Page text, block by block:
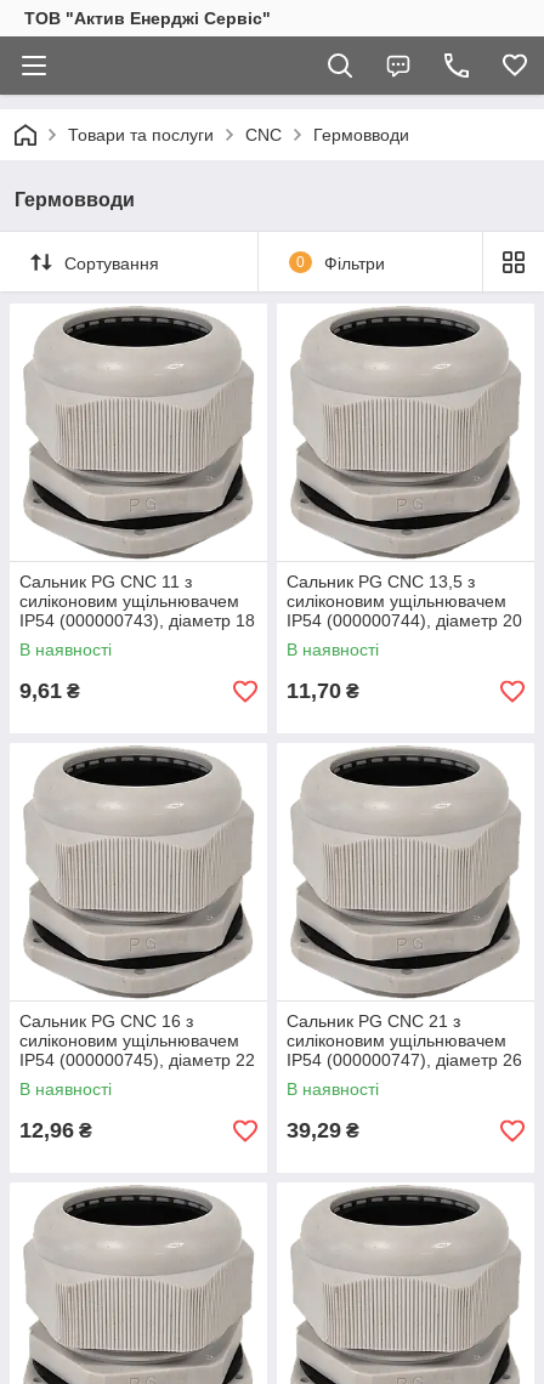
ТОВ "Актив Енерджі Сервіс"
Товари та послуги CNC Гермовводи
Гермовводи
Сортування 0 Фільтри
Сальник PG CNC 11 з
силіконовим ущільнювачем
ІР54 (000000743), діаметр 18
мм, поліамід, IP54
В наявності
9,61 ₴
Сальник PG CNC 13,5 з
силіконовим ущільнювачем
ІР54 (000000744), діаметр 20
мм, матеріал поліамід
В наявності
11,70 ₴
Сальник PG CNC 16 з
силіконовим ущільнювачем
ІР54 (000000745), діаметр 22
мм, матеріал поліамід
В наявності
12,96 ₴
Сальник PG CNC 21 з
силіконовим ущільнювачем
ІР54 (000000747), діаметр 26
мм, поліамід, білий
В наявності
39,29 ₴